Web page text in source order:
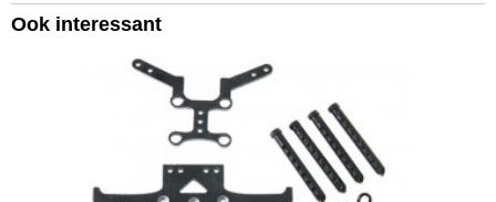
Productcode leverancier
Ook interessant